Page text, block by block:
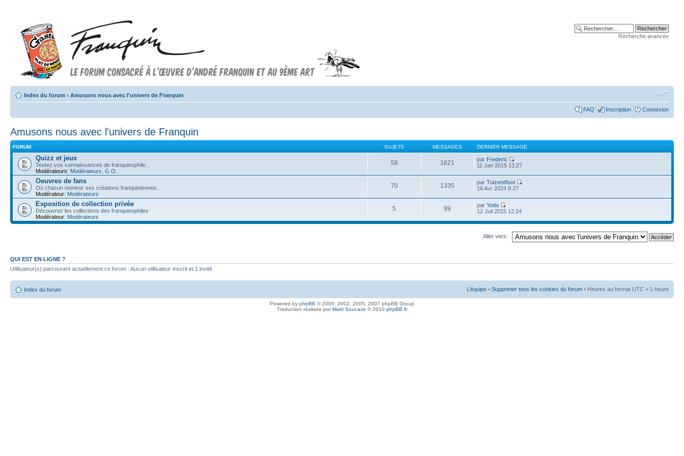
Recherche avancée
Index du forum ‹ Amusons nous avec l'univers de Franquin
FAQ Inscription Connexion
Amusons nous avec l'univers de Franquin
FORUM SUJETS MESSAGES DERNIER MESSAGE
Quizz et jeux
Testez vos connaissances de franquinophile...
Modérateurs: Modérateurs G.O.
58 1621 par Frederic
11 Jan 2015 13:27
Oeuvres de fans
Où chacun montrer ses créations franquiniennes...
Modérateur: Modérateurs
70 1335 parTuizentfloot
16 Avr 2024 8:27
Exposition de collection privée
Découvrez les collections des franquinophiles
Modérateur: Modérateurs
5 99 parYoda
12 Juil 2015 12:24
Aller vers:
QUI EST EN LIGNE ?
Utilisateur(s) parcourant actuellement ce forum : Aucun utilisateur inscrit et 1 invité
Index du forum L’équipe • Supprimer tous les cookies du forum • Heures au format UTC + 1 heure
Powered by phpBB © 2000, 2002, 2005, 2007 phpBB Group
Traduction réalisée parMaël Soucaze © 2010 phpBB.fr